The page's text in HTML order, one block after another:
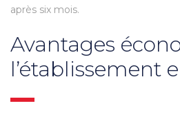
après six mois.
Avantages
l’établissement